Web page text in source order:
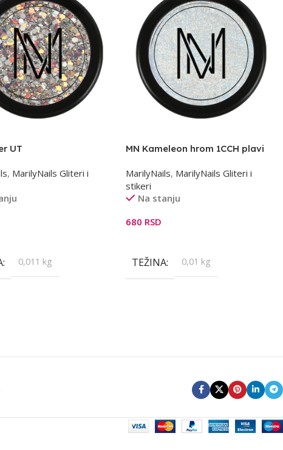
UT
, MarilyNails Gliteri i
0,011 kg
MN Kameleon hrom 1CCH plavi
MarilyNails, MarilyNails Gliteri i
stikeri
Na stanju
680 RSD
TEŽINA 0,01 kg